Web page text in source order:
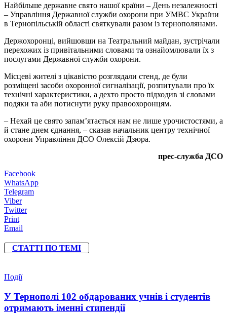
Найбільше державне свято нашої країни – День незалежності
– Управління Державної служби охорони при УМВС України
в Тернопільській області святкували разом із тернополянами.
Держохоронці, вийшовши на Театральний майдан, зустрічали
перехожих із привітальними словами та ознайомлювали їх з
послугами Державної служби охорони.
Місцеві жителі з цікавістю розглядали стенд, де були
розміщені засоби охоронної сигналізації, розпитували про їх
технічні характеристики, а дехто просто підходив зі словами
подяки та аби потиснути руку правоохоронцям.
– Нехай це свято запам’ятається нам не лише урочистостями, а
й стане днем єднання, – сказав начальник центру технічної
охорони Управління ДСО Олексій Дзюра.
прес-служба ДСО
Facebook
WhatsApp
Telegram
Viber
Twitter
Print
Email
СТАТТІ ПО ТЕМІ
Події
У Тернополі 102 обдарованих учнів і студентів
отримають іменні стипендії